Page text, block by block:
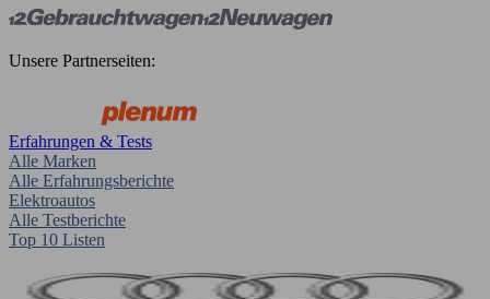
Unsere Partnerseiten:
Erfahrungen & Tests
Alle Marken
Alle Erfahrungsberichte
Elektroautos
Alle Testberichte
Top 10 Listen